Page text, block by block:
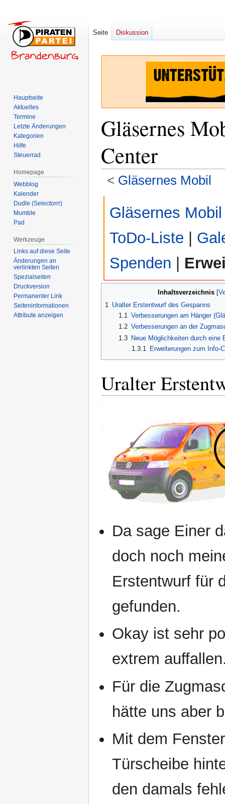
Gläsernes
Center
< Gläsernes Mobil
Navigation
Suche
Gläsernes Mobil
ToDo-Liste
Spenden
Inhaltsverzeichnis
1 Uralter Erstentwurf des Gespanns
1.1 Verbesserungen am Hänger
1.2 Verbesserungen an der
1.3
Neue Möglichkeiten durch eine
1.3.1
Erweiterungen zum Info-
Uralter
Da sage Einer
doch noch
Erstentwurf für
gefunden.
Okay ist sehr
extrem
Für die
hätte uns aber
Mit dem
Türscheibe
den damals
Seite Diskussion
Hauptseite
Aktuelles
Termine
Letzte Änderungen
Kategorien
Hilfe
Steuerrad
Homepage
Webblog
Kalender
Dudle (Selectorrr)
Mumble
Pad
Werkzeuge
Links auf diese Seite
Änderungen an
verlinkten Seiten
Spezialseiten
Druckversion
Permanenter Link
Seiten­­informationen
Attribute anzeigen